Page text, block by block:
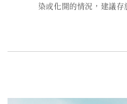
染或化開的情況，建議存